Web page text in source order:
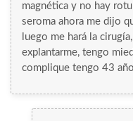
magnética y no hay
seroma ahora me dijo
luego me hará la
explantarme, tengo
complique tengo 43